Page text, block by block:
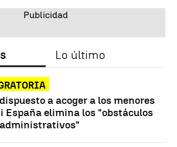
Lo último
a acoger a los menores
España elimina los "obstáculos